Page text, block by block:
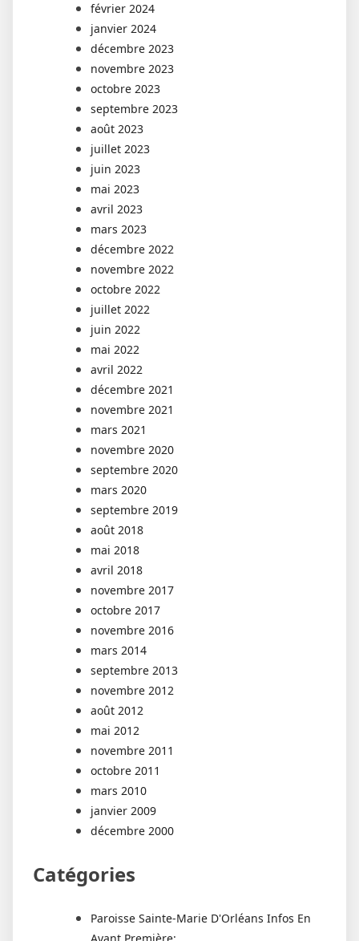
février 2024
janvier 2024
décembre 2023
novembre 2023
octobre 2023
septembre 2023
août 2023
juillet 2023
juin 2023
mai 2023
avril 2023
mars 2023
décembre 2022
novembre 2022
octobre 2022
juillet 2022
juin 2022
mai 2022
avril 2022
décembre 2021
novembre 2021
mars 2021
novembre 2020
septembre 2020
mars 2020
septembre 2019
août 2018
mai 2018
avril 2018
novembre 2017
octobre 2017
novembre 2016
mars 2014
septembre 2013
novembre 2012
août 2012
mai 2012
novembre 2011
octobre 2011
mars 2010
janvier 2009
décembre 2000
Catégories
Paroisse Sainte-Marie D'Orléans Infos En